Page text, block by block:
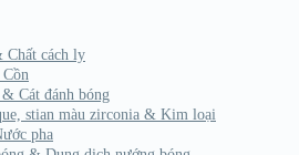
Chất cách ly
Cát đánh bóng
stian màu zirconia & Kim loại
pha